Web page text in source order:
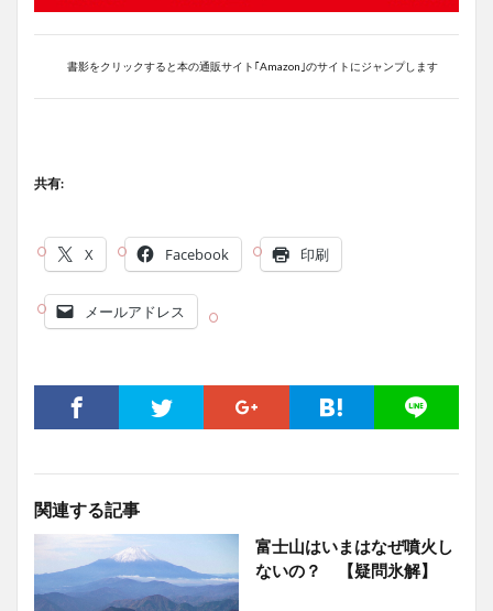
書影をクリックすると本の通販サイト｢Amazon｣のサイトにジャンプします
共有:
X Facebook 印刷
メールアドレス
関連する記事
富士山はいまはなぜ噴火し
ないの？ 【疑問氷解】